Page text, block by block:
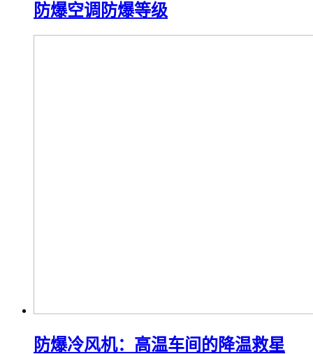
防爆空调防爆等级
防爆冷风机：高温车间的降温救星